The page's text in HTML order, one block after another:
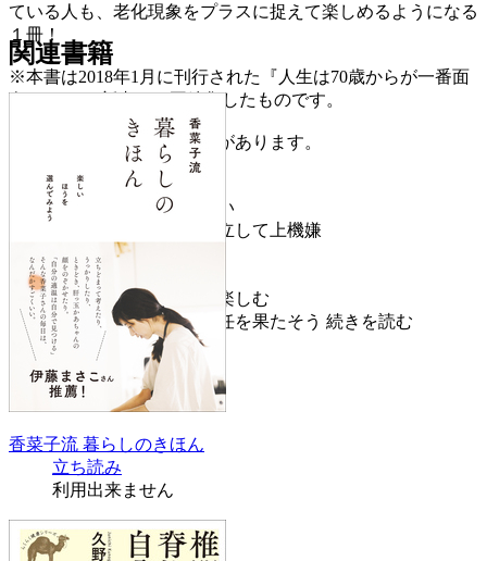
ている人も、老化現象をプラスに捉えて楽しめるようになる
１冊！
※本書は2018年1月に刊行された『人生は70歳からが一番面
白い』（SB新書）を再編集したものです。
※カバー画像が異なる場合があります。
序章 上機嫌の作法
第一章 上機嫌な人づきあい
第二章 妻と子どもから自立して上機嫌
第三章 上機嫌な「死に方」
第四章 上機嫌に健康長寿
第五章 最期まで上機嫌で楽しむ
終章 自分たちの世代の責任を果たそう 続きを読む
関連書籍
香菜子流 暮らしのきほん
立ち読み
利用出来ません